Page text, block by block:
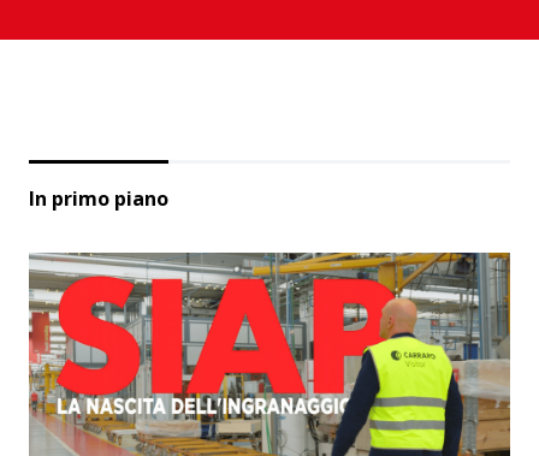
In primo piano